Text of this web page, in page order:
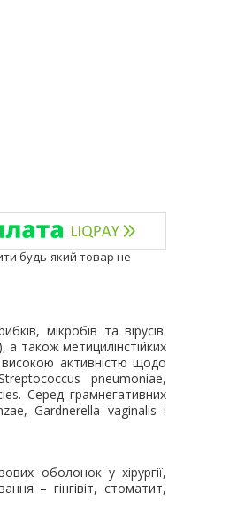
будь-який товар не
ів, мікробів та вірусів.
а також метицилінстійких
активністю щодо
pneumoniae,
Серед грамнегативних
Gardnerella vaginalis і
оболонок у хірургії,
– гінгівіт, стоматит,